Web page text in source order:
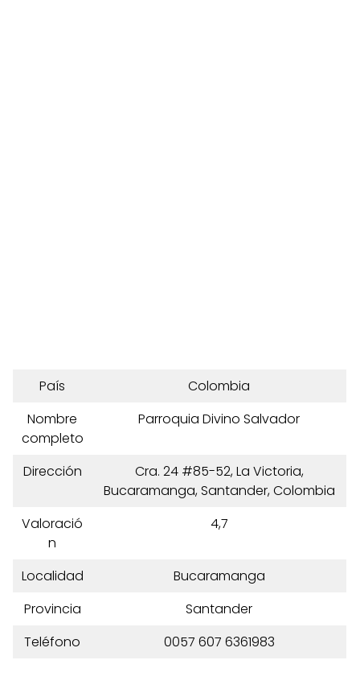
País
Colombia
Nombre
completo
Parroquia Divino Salvador
Dirección
Cra. 24 #85-52, La Victoria,
Bucaramanga, Santander, Colombia
Valoració
n
4,7
Localidad
Bucaramanga
Provincia
Santander
Teléfono
0057 607 6361983